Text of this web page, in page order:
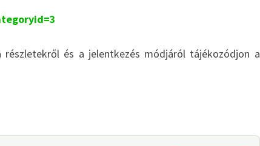
és a jelentkezés módjáról tájékozódjon a